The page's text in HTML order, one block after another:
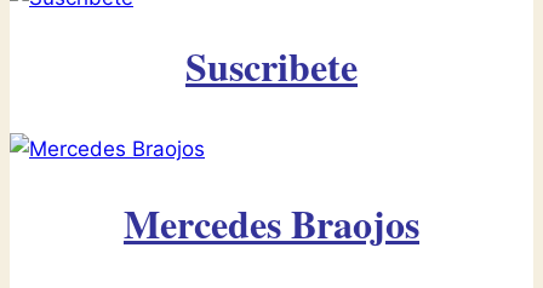
Suscribete
Mercedes Braojos